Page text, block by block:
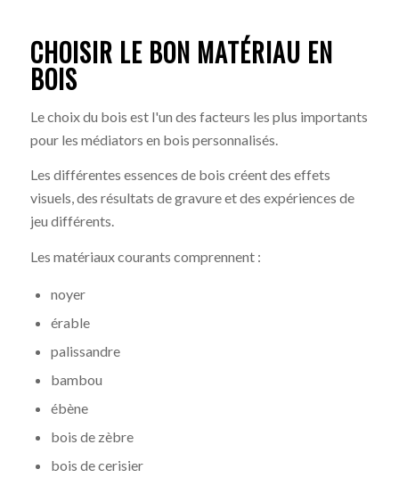
CHOISIR LE BON MATÉRIAU EN
BOIS
Le choix du bois est l'un des facteurs les plus importants
pour les médiators en bois personnalisés.
Les différentes essences de bois créent des effets
visuels, des résultats de gravure et des expériences de
jeu différents.
Les matériaux courants comprennent :
noyer
érable
palissandre
bambou
ébène
bois de zèbre
bois de cerisier